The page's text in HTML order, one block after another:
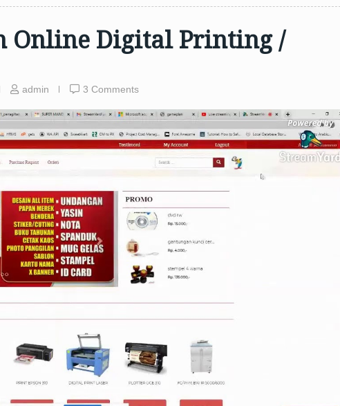
Online Digital Printing /
admin 3 Comments